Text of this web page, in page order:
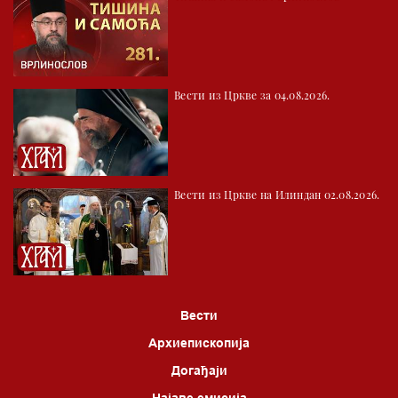
01.03 Хроника Архиепископије
01.30 Храм културе
02.03 Млади у Цркви
02.30 Бит – емисија Ненада Гугла
03.03 Фолклор магазин
04.00 Врлинослов
05.00 Питања и одговори
06.00 Црквена предавања и трибине
Вести из Цркве за 04.08.2026.
Вести из Цркве на Илиндан 02.08.2026.
Вести
Архиепископија
Догађаји